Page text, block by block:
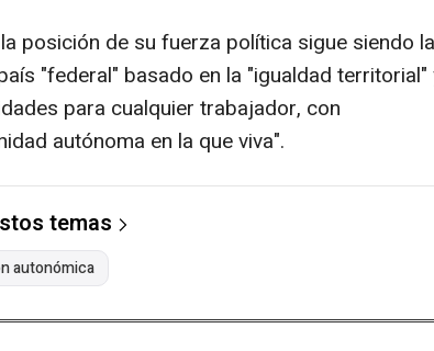
posición de su fuerza política sigue siendo la
"federal" basado en la "igualdad territorial"
para cualquier trabajador, con
autónoma en la que viva".
temas
autonómica